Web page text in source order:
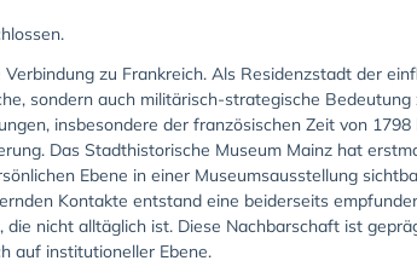
zu Frankreich. Als Residenzstadt der
sondern auch militärisch-strategische
insbesondere der französischen Zeit von
Das Stadthistorische Museum Mainz hat
Ebene in einer Museumsausstellung
Kontakte entstand eine beiderseits
nicht alltäglich ist. Diese Nachbarschaft ist
auf institutioneller Ebene.